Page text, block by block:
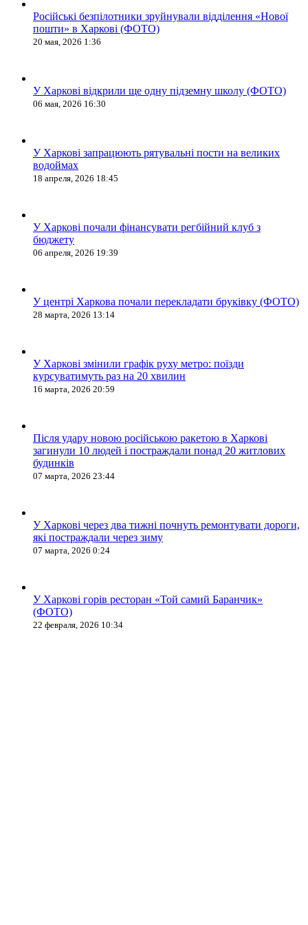
Російські безпілотники зруйнували відділення «Нової
пошти» в Харкові (ФОТО)
20 мая, 2026 1:36
У Харкові відкрили ще одну підземну школу (ФОТО)
06 мая, 2026 16:30
У Харкові запрацюють рятувальні пости на великих
водоймах
18 апреля, 2026 18:45
У Харкові почали фінансувати регбійний клуб з
бюджету
06 апреля, 2026 19:39
У центрі Харкова почали перекладати бруківку (ФОТО)
28 марта, 2026 13:14
У Харкові змінили графік руху метро: поїзди
курсуватимуть раз на 20 хвилин
16 марта, 2026 20:59
Після удару новою російською ракетою в Харкові
загинули 10 людей і постраждали понад 20 житлових
будинків
07 марта, 2026 23:44
У Харкові через два тижні почнуть ремонтувати дороги,
які постраждали через зиму
07 марта, 2026 0:24
У Харкові горів ресторан «Той самий Баранчик»
(ФОТО)
22 февраля, 2026 10:34